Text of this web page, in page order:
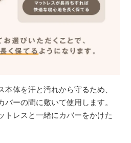
体を汗と汚れから守るため、
ーの間に敷いて使用します。
トレスと一緒にカバーをかけた